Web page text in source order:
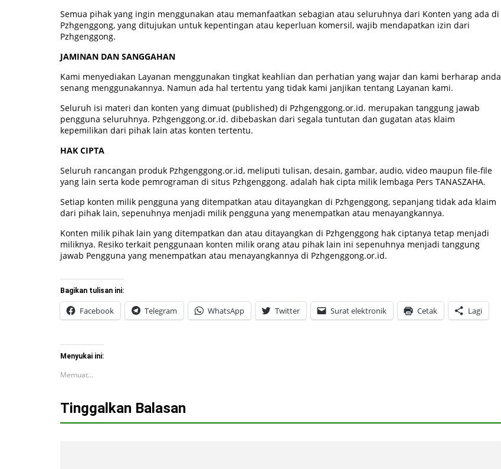
Semua pihak yang ingin menggunakan atau memanfaatkan sebagian atau seluruhnya dari Konten yang ada di
Pzhgenggong, yang ditujukan untuk kepentingan atau keperluan komersil, wajib mendapatkan izin dari
Pzhgenggong.
JAMINAN DAN SANGGAHAN
Kami menyediakan Layanan menggunakan tingkat keahlian dan perhatian yang wajar dan kami berharap anda
senang menggunakannya. Namun ada hal tertentu yang tidak kami janjikan tentang Layanan kami.
Seluruh isi materi dan konten yang dimuat (published) di Pzhgenggong.or.id. merupakan tanggung jawab
pengguna seluruhnya. Pzhgenggong.or.id. dibebaskan dari segala tuntutan dan gugatan atas klaim
kepemilikan dari pihak lain atas konten tertentu.
HAK CIPTA
Seluruh rancangan produk Pzhgenggong.or.id, meliputi tulisan, desain, gambar, audio, video maupun file-file
yang lain serta kode pemrograman di situs Pzhgenggong. adalah hak cipta milik lembaga Pers TANASZAHA.
Setiap konten milik pengguna yang ditempatkan atau ditayangkan di Pzhgenggong, sepanjang tidak ada klaim
dari pihak lain, sepenuhnya menjadi milik pengguna yang menempatkan atau menayangkannya.
Konten milik pihak lain yang ditempatkan dan atau ditayangkan di Pzhgenggong hak ciptanya tetap menjadi
miliknya. Resiko terkait penggunaan konten milik orang atau pihak lain ini sepenuhnya menjadi tanggung
jawab Pengguna yang menempatkan atau menayangkannya di Pzhgenggong.or.id.
Bagikan tulisan ini:
Facebook Telegram WhatsApp Twitter Surat elektronik Cetak Lagi
Menyukai ini:
Memuat...
Tinggalkan Balasan